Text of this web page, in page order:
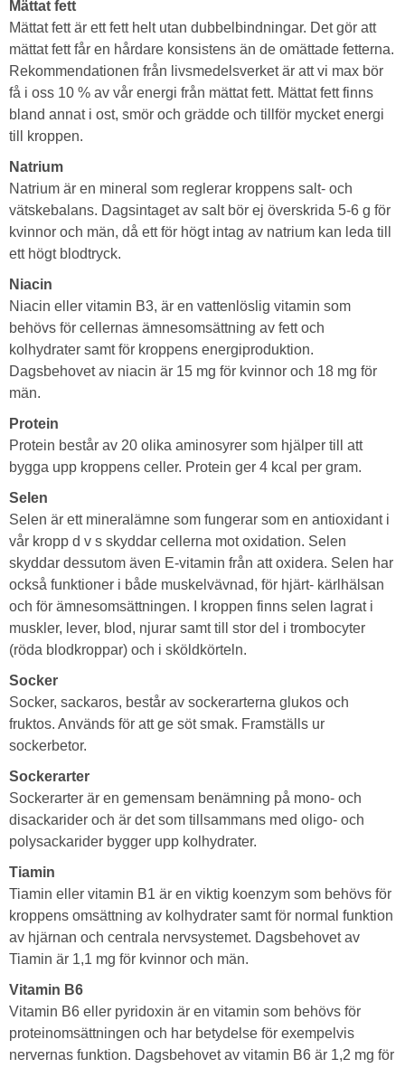
Mättat fett
Mättat fett är ett fett helt utan dubbelbindningar. Det gör att
mättat fett får en hårdare konsistens än de omättade fetterna.
Rekommendationen från livsmedelsverket är att vi max bör
få i oss 10 % av vår energi från mättat fett. Mättat fett finns
bland annat i ost, smör och grädde och tillför mycket energi
till kroppen.
Natrium
Natrium är en mineral som reglerar kroppens salt- och
vätskebalans. Dagsintaget av salt bör ej överskrida 5-6 g för
kvinnor och män, då ett för högt intag av natrium kan leda till
ett högt blodtryck.
Niacin
Niacin eller vitamin B3, är en vattenlöslig vitamin som
behövs för cellernas ämnesomsättning av fett och
kolhydrater samt för kroppens energiproduktion.
Dagsbehovet av niacin är 15 mg för kvinnor och 18 mg för
män.
Protein
Protein består av 20 olika aminosyrer som hjälper till att
bygga upp kroppens celler. Protein ger 4 kcal per gram.
Selen
Selen är ett mineralämne som fungerar som en antioxidant i
vår kropp d v s skyddar cellerna mot oxidation. Selen
skyddar dessutom även E-vitamin från att oxidera. Selen har
också funktioner i både muskelvävnad, för hjärt- kärlhälsan
och för ämnesomsättningen. I kroppen finns selen lagrat i
muskler, lever, blod, njurar samt till stor del i trombocyter
(röda blodkroppar) och i sköldkörteln.
Socker
Socker, sackaros, består av sockerarterna glukos och
fruktos. Används för att ge söt smak. Framställs ur
sockerbetor.
Sockerarter
Sockerarter är en gemensam benämning på mono- och
disackarider och är det som tillsammans med oligo- och
polysackarider bygger upp kolhydrater.
Tiamin
Tiamin eller vitamin B1 är en viktig koenzym som behövs för
kroppens omsättning av kolhydrater samt för normal funktion
av hjärnan och centrala nervsystemet. Dagsbehovet av
Tiamin är 1,1 mg för kvinnor och män.
Vitamin B6
Vitamin B6 eller pyridoxin är en vitamin som behövs för
proteinomsättningen och har betydelse för exempelvis
nervernas funktion. Dagsbehovet av vitamin B6 är 1,2 mg för